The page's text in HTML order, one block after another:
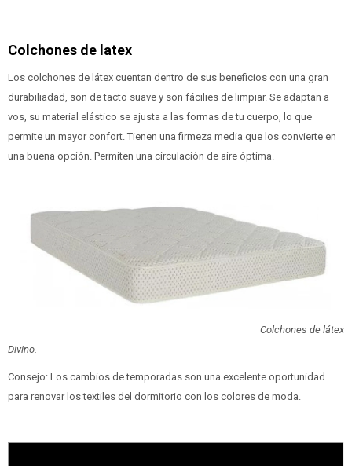
Colchones de latex
Los colchones de látex cuentan dentro de sus beneficios con una gran
durabiliadad, son de tacto suave y son fácilies de limpiar. Se adaptan a
vos, su material elástico se ajusta a las formas de tu cuerpo, lo que
permite un mayor confort. Tienen una firmeza media que los convierte en
una buena opción. Permiten una circulación de aire óptima.
Colchones de látex
Divino.
Consejo: Los cambios de temporadas son una excelente oportunidad
para renovar los textiles del dormitorio con los colores de moda.